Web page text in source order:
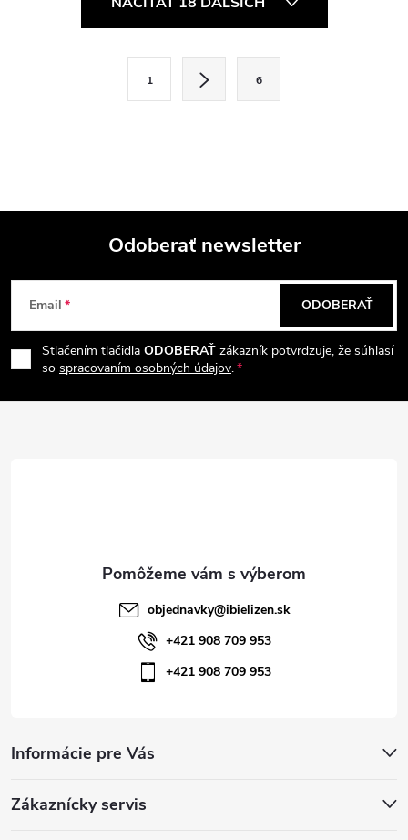
c
e
p
r
v
a
i
e
1 6
Z
á
p
Odoberať newsletter
Email
Stlačením tlačidla ODOBERAŤ zákazník potvrdzuje, že súhlasí
so spracovaním osobných údajov.
ODOBERAŤ
Informácie pre Vás
Zákaznícky servis
objednavky@ibielizen.sk
+421 908 709 953
+421 908 709 953